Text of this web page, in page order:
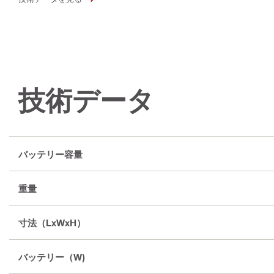
技術データ
バッテリー容量
重量
寸法（LxWxH）
バッテリー（W)